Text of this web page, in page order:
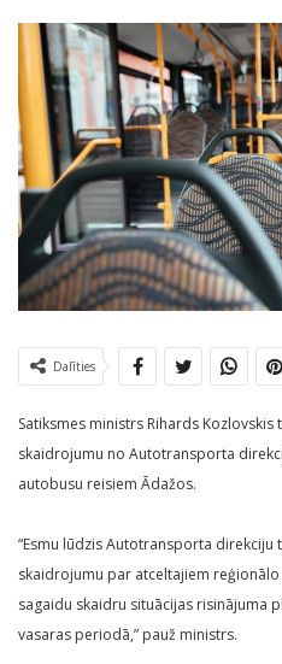
Dalīties
Satiksmes ministrs Rihards
skaidrojumu no Autotransporta
autobusu reisiem Ādažos.
“Esmu lūdzis Autotransporta direkciju
skaidrojumu par atceltajiem
sagaidu skaidru situācijas risinājuma
vasaras periodā,” pauž ministrs.